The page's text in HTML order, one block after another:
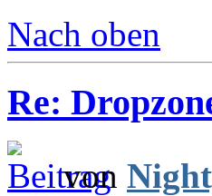
Nach oben
Re:
von